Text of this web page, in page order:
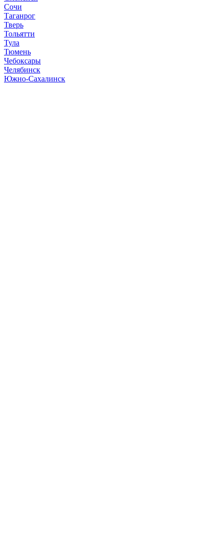
Сочи
Таганрог
Тверь
Тольятти
Тула
Тюмень
Чебоксары
Челябинск
Южно-Сахалинск